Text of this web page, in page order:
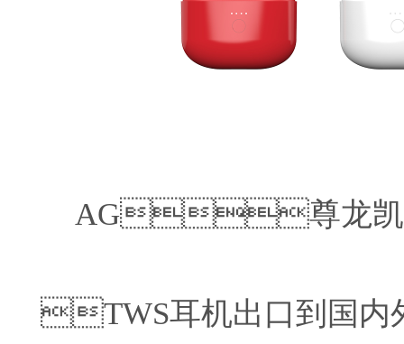
AG尊龙凯时
TWS耳机出口到国内